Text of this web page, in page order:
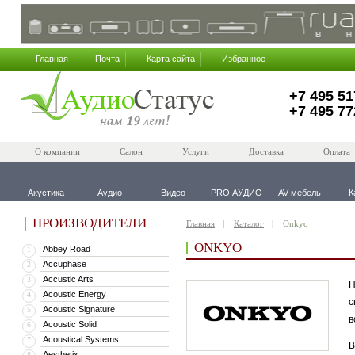
Главная Почта Карта сайта Избранное
+7 495
+7 495
О компании Салон Услуги Доставка Оплата
Акустика Аудио Видео PRO АУДИО AV-мебель
ПРОИЗВОДИТЕЛИ
1 Abbey Road
2 Accuphase
3 Accustic Arts
4 Acoustic Energy
5 Acoustic Signature
6 Acoustic Solid
7 Acoustical Systems
Главная Каталог Onkyo
ONKYO